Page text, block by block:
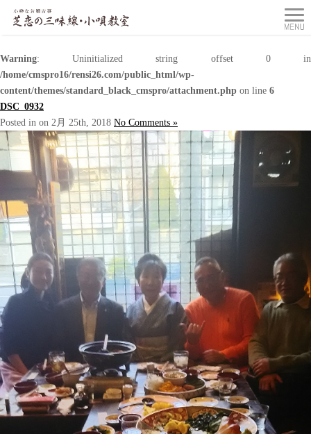
Warning: Uninitialized string offset 0 in
/home/cmspro16/rensi26.com/public_html/wp-
content/themes/standard_black_cmspro/attachment.php on line 6
DSC_0932
Posted in on 2月 25th, 2018 No Comments »